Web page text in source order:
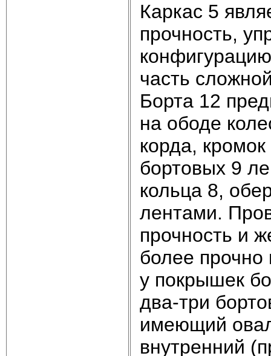
Каркас 5
прочность,
часть
Борта 12
на ободе
корда,
бортовых 9
кольца 8,
лентами.
прочность и
более прочно
у покрышек
два-три
имеющий
внутренний